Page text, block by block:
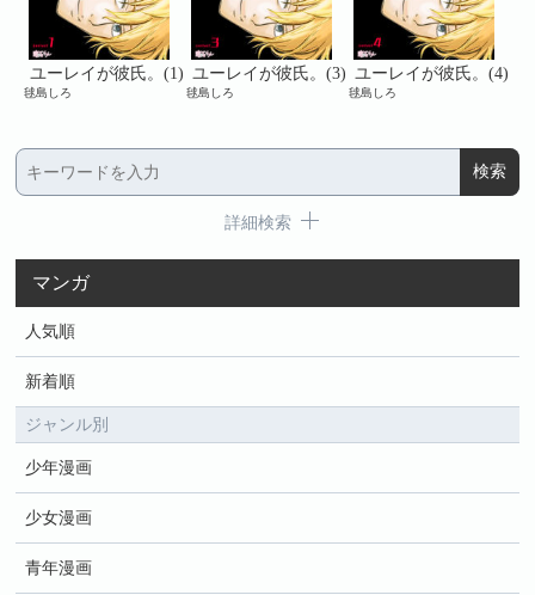
ユーレイが彼氏。(1)
毬島しろ
ユーレイが彼氏。(3)
毬島しろ
ユーレイが彼氏。(4)
毬島しろ
詳細検索
マンガ
人気順
新着順
ジャンル別
少年漫画
少女漫画
青年漫画